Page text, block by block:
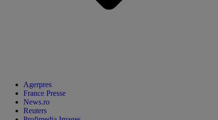
Agerpres
France Presse
News.ro
Reuters